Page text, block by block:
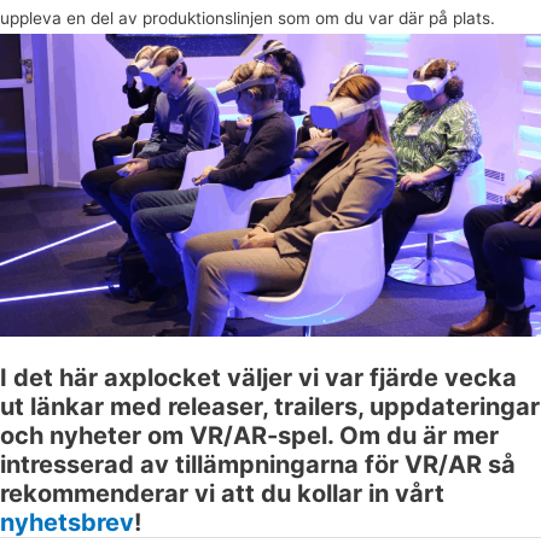
uppleva en del av produktionslinjen som om du var där på plats.
I det här axplocket väljer vi var fjärde vecka
ut länkar med releaser, trailers, uppdateringar
och nyheter om VR/AR-spel. Om du är mer
intresserad av tillämpningarna för VR/AR så
rekommenderar vi att du kollar in vårt
nyhetsbrev!